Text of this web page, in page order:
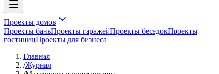
Проекты домов
Проекты баньПроекты гаражейПроекты беседокПроекты
гостиницПроекты для бизнеса
Главная
/Журнал